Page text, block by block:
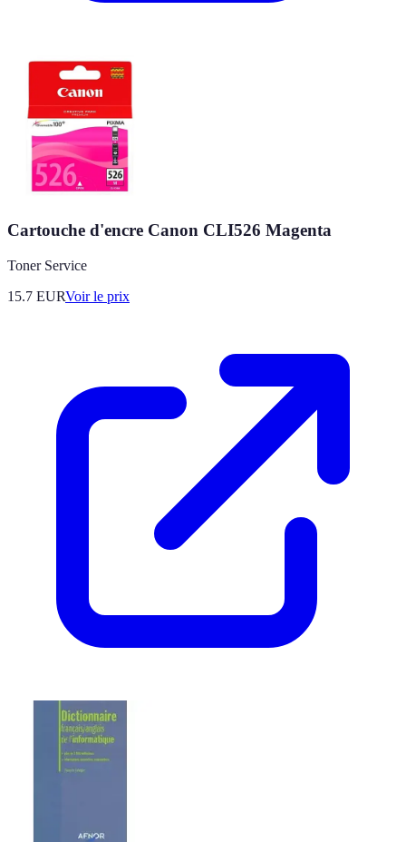
Cartouche d'encre Canon CLI526 Magenta
Toner Service
15.7 EURVoir le prix